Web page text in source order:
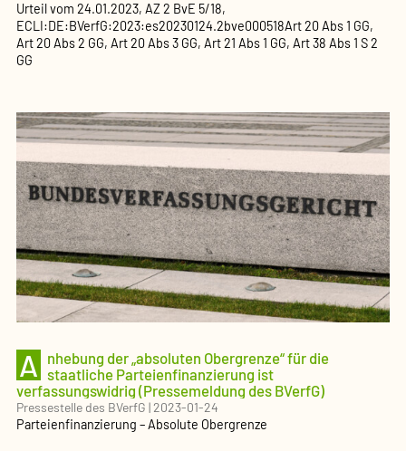
Urteilvom 24.01.2023, AZ2 BvE 5/18,
ECLI:DE:BVerfG:2023:es20230124.2bve000518Art 20 Abs 1 GG,
Art 20 Abs 2 GG, Art 20 Abs 3 GG, Art 21 Abs 1 GG, Art 38 Abs 1 S 2
GG
A nhebung der „absoluten Obergrenze“ für die
staatliche Parteienfinanzierung ist
verfassungswidrig (Pressemeldung des BVerfG)
Pressestelle des BVerfG |2023-01-24
Parteienfinanzierung – Absolute Obergrenze